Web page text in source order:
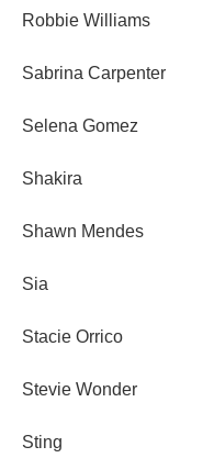
Robbie Williams
Sabrina Carpenter
Selena Gomez
Shakira
Shawn Mendes
Sia
Stacie Orrico
Stevie Wonder
Sting